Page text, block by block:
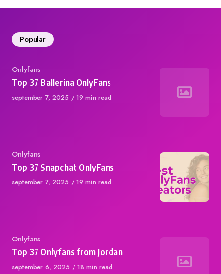
Popular
Category
Onlyfans
Top 37 Ballerina OnlyFans
Published
september 7, 2025 19 min read
Category
Onlyfans
Top 37 Snapchat OnlyFans
Published
september 7, 2025 19 min read
Category
Onlyfans
Top 37 Onlyfans from Jordan
Published
september 6, 2025 18 min read